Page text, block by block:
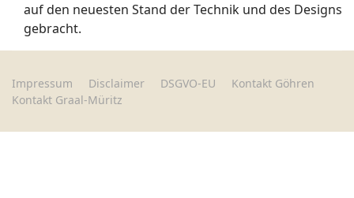
auf den neuesten Stand der Technik und des Designs
gebracht.
Impressum Disclaimer DSGVO-EU
Kontakt Göhren
Kontakt Graal-Müritz